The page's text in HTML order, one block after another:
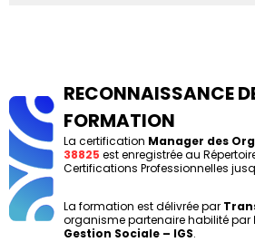
RECONNAISSANCE
FORMATION
La certification Manager des
38825 est enregistrée au
Certifications Professionnelles
La formation est délivrée par
organisme partenaire habilité par
Gestion Sociale – IGS.